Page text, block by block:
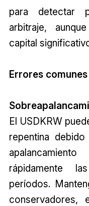
para detectar
arbitraje,
capital
Errores
El USDKRW
repentina
rápidamente
períodos.
conservadores,